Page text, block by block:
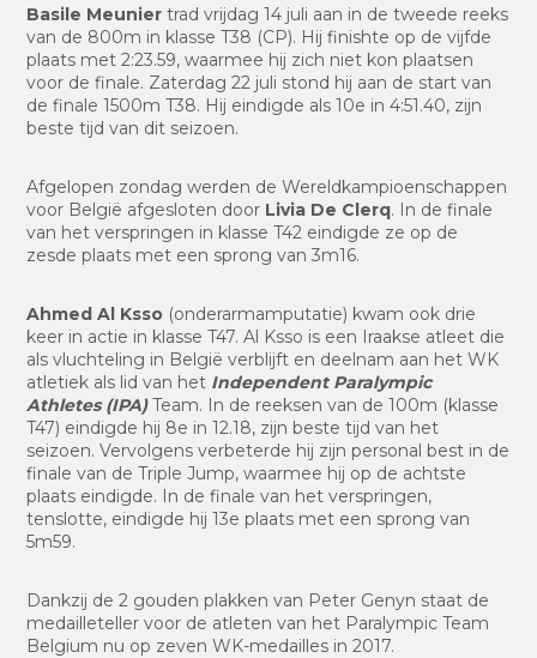
Basile Meunier trad vrijdag 14 juli aan in de tweede reeks
van de 800m in klasse T38 (CP). Hij finishte op de vijfde
plaats met 2:23.59, waarmee hij zich niet kon plaatsen
voor de finale. Zaterdag 22 juli stond hij aan de start van
de finale 1500m T38. Hij eindigde als 10e in 4:51.40, zijn
beste tijd van dit seizoen.
Afgelopen zondag werden de Wereldkampioenschappen
voor België afgesloten door Livia De Clerq. In de finale
van het verspringen in klasse T42 eindigde ze op de
zesde plaats met een sprong van 3m16.
Ahmed Al Ksso (onderarmamputatie) kwam ook drie
keer in actie in klasse T47. Al Ksso is een Iraakse atleet die
als vluchteling in België verblijft en deelnam aan het WK
atletiek als lid van het Independent Paralympic
Athletes (IPA)Team. In de reeksen van de 100m (klasse
T47) eindigde hij 8e in 12.18, zijn beste tijd van het
seizoen. Vervolgens verbeterde hij zijn personal best in de
finale van de Triple Jump, waarmee hij op de achtste
plaats eindigde. In de finale van het verspringen,
tenslotte, eindigde hij 13e plaats met een sprong van
5m59.
Dankzij de 2 gouden plakken van Peter Genyn staat de
medailleteller voor de atleten van het Paralympic Team
Belgium nu op zeven WK-medailles in 2017.